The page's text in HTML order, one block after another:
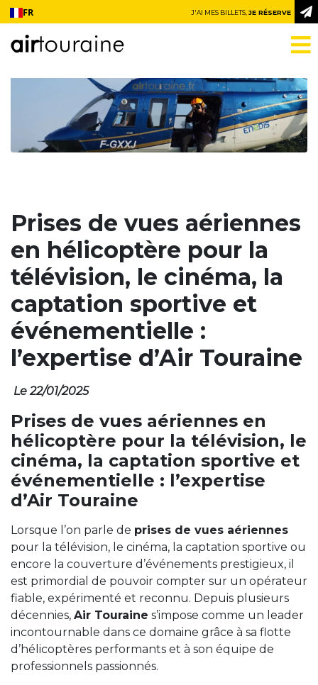
Aller au contenu
FR J'AI MES BILLETS,JE RÉSERVE
Prises de vues aériennes
en hélicoptère pour la
télévision, le cinéma, la
captation sportive et
événementielle :
l’expertise d’Air Touraine
Le 22/01/2025
Prises de vues aériennes en
hélicoptère pour la télévision, le
cinéma, la captation sportive et
événementielle : l’expertise
d’Air Touraine
Lorsque l’on parle de prises de vues aériennes
pour la télévision, le cinéma, la captation sportive ou
encore la couverture d’événements prestigieux, il
est primordial de pouvoir compter sur un opérateur
fiable, expérimenté et reconnu. Depuis plusieurs
décennies, Air Touraine s’impose comme un leader
incontournable dans ce domaine grâce à sa flotte
d’hélicoptères performants et à son équipe de
professionnels passionnés.